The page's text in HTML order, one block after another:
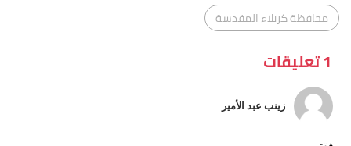
محافظة كربلاء المقدسة
1 تعليقات
زينب عبد الأمير